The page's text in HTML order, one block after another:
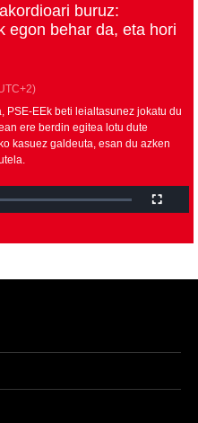
buruz:
egon behar da, eta hori
PSE-EEk beti leialtasunez jokatu du
ere berdin egitea lotu dute
kasuez galdeuta, esan du azken